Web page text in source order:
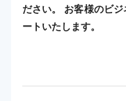
ださい。 お客様のビ
ートいたします。